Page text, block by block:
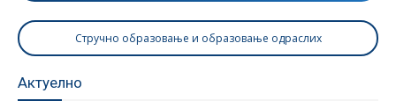
Стручно образовање и образовање одраслих
Актуелно